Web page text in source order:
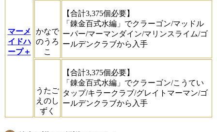
マーメ
イドハ
ープ＋
かなで
のうろ
こ
【合計3,375個必要】
「錬金百式水編」でクラーゴン/マッドル
ーパー/マーマンダイン/マリンスライム/ゴ
ールデンクラブから入手
うたご
えのし
ずく
【合計3,375個必要】
「錬金百式水編」でクラーゴン/こうてい
タップ/キラークラブ/グレイトマーマン/ゴ
ールデンクラブから入手